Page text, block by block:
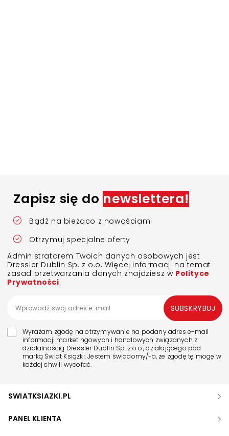
Zapisz się do newslettera!
Bądź na bieżąco z nowościami
Otrzymuj specjalne oferty
Administratorem Twoich danych osobowych jest
Dressler Dublin Sp. z o.o. Więcej informacji na temat
zasad przetwarzania danych znajdziesz w Polityce
Prywatności.
Wyrażam zgodę na otrzymywanie na podany adres e-mail
informacji marketingowych i handlowych związanych z
działalnością Dressler Dublin Sp. z o.o., działającego pod
marką Świat Książki. Jestem świadomy/-a, że zgodę tę mogę w
każdej chwili wycofać.
SUBSKRYBUJ
SWIATKSIAZKI.PL
PANEL KLIENTA